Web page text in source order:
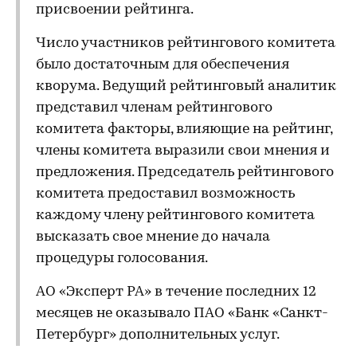
присвоении рейтинга.
Число участников рейтингового комитета
было достаточным для обеспечения
кворума. Ведущий рейтинговый аналитик
представил членам рейтингового
комитета факторы, влияющие на рейтинг,
члены комитета выразили свои мнения и
предложения. Председатель рейтингового
комитета предоставил возможность
каждому члену рейтингового комитета
высказать свое мнение до начала
процедуры голосования.
АО «Эксперт РА» в течение последних 12
месяцев не оказывало ПАО «Банк «Санкт-
Петербург» дополнительных услуг.